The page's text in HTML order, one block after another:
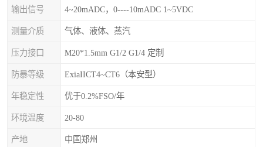
输出信号 4~20mADC，0----10mADC 1~5VDC
测量介质 气体、液体、蒸汽
压力接口 M20*1.5mm G1/2 G1/4 定制
防暴等级 ExiaIICT4~CT6（本安型）
年稳定性 优于0.2%FSO/年
环境温度 20-80
产地 中国郑州